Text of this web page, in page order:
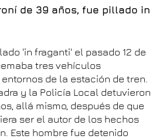
de 39 años, fue pillado in
'in fraganti' el pasado 12 de
tres vehículos
de la estación de tren.
y la Policía Local detuvieron
allá mismo, después de que
ser el autor de los hechos
Este hombre fue detenido